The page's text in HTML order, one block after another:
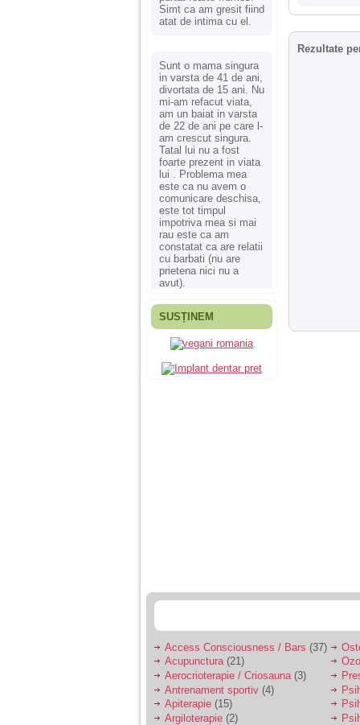
Simt ca am gresit fiind
atat de intima cu el.
Sunt o mama singura
in varsta de 41 de ani,
divortata de 15 ani. Nu
mi-am refacut viata,
am un baiat in varsta
de 22 de ani pe care l-
am crescut singura.
Tatal lui nu a fost
foarte prezent in viata
lui . Problema mea
este ca nu avem o
comunicare deschisa,
este tot timpul
impotriva mea si mai
rau este ca am
constatat ca are relatii
cu barbati (nu are
prietena nici nu a
avut).
Fiica mea s-a nascut
cand eu aveam 17
ani, privind in urma
realizez cat de multe
greseli am facut in
sa se manifeste o
Ma aflu aici pentru ca
vreau sa stiu daca am
nevoie de un psiholog
sau psihiatru.
SUSȚINEM
Rezultate
Access Consciousness / Bars (37)
Acupunctura(21)
Aerocrioterapie / Criosauna (3)
Antrenament sportiv (4)
Apiterapie (15)
Argiloterapie (2)